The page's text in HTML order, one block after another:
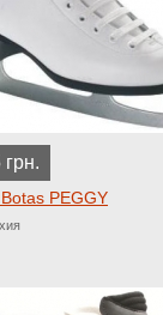
грн.
PEGGY